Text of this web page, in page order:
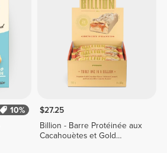
10%
$27.25
Billion - Barre Protéinée aux
Cacahouètes et Gold